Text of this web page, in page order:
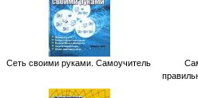
Сеть своими руками. Самоучитель